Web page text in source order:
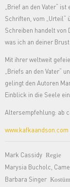
„Brief an den Vater“
Schriften, vom „Urteil“
Schreiben handelt von
was ich an deiner
Mit ihrer weltweit
„Briefs an den Vater“
gelingt den Autoren
Einblick in die Seele
Altersempfehlung: ab
www.kafkaandson.com
Mark Cassidy Regie
Marysia Bucholc,
Barbara Singer Kostüm